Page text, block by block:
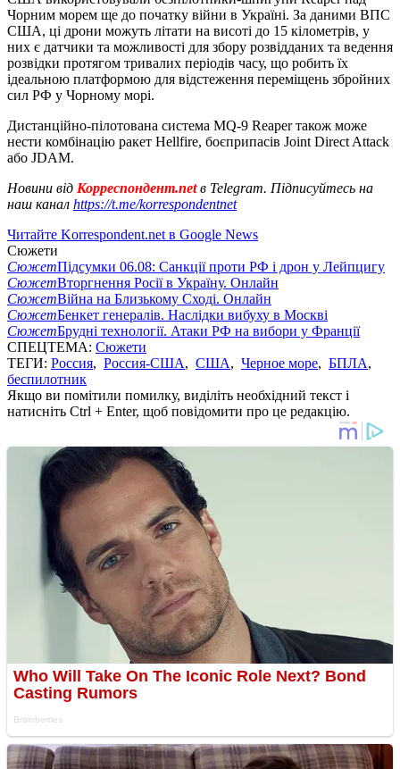
Чорним морем ще до початку війни в Україні. За даними ВПС
США, ці дрони можуть літати на висоті до 15 кілометрів, у
них є датчики та можливості для збору розвідданих та ведення
розвідки протягом тривалих періодів часу, що робить їх
ідеальною платформою для відстеження переміщень збройних
сил РФ у Чорному морі.
Дистанційно-пілотована система MQ-9 Reaper також може
нести комбінацію ракет Hellfire, боєприпасів Joint Direct Attack
або JDAM.
Новини від Корреспондент.netв Telegram. Підписуйтесь на
наш канал https://t.me/korrespondentnet
Читайте Korrespondent.net в Google News
Сюжети
СюжетПідсумки 06.08: Санкції проти РФ і дрон у Лейпцигу
СюжетВторгнення Росії в Україну. Онлайн
СюжетВійна на Близькому Сході. Онлайн
СюжетБенкет генералів. Наслідки вибуху в Москві
СюжетБрудні технології. Атаки РФ на вибори у Франції
СПЕЦТЕМА: Сюжети
ТЕГИ: Россия, Россия-США, США, Черное море, БПЛА,
беспилотник
Якщо ви помітили помилку, виділіть необхідний текст і
натисніть Ctrl + Enter, щоб повідомити про це редакцію.